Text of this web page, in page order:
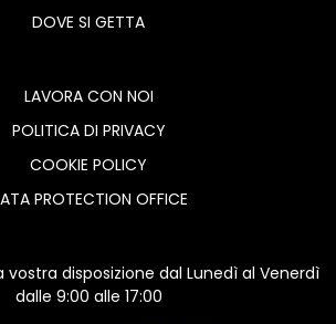
DOVE SI GETTA
LAVORA CON NOI
POLITICA DI PRIVACY
COOKIE POLICY
PROTECTION OFFICE
vostra disposizione dal Lunedì al Venerdì
dalle 9:00 alle 17:00